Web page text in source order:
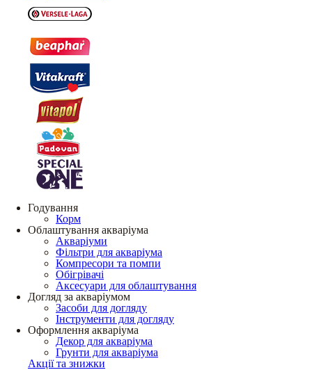
Годування
Корм
Облаштування акваріума
Акваріуми
Фільтри для акваріума
Компресори та помпи
Обігрівачі
Аксесуари для облаштування
Догляд за акваріумом
Засоби для догляду
Інструменти для догляду
Оформлення акваріума
Декор для акваріума
Грунти для акваріума
Акції та знижки